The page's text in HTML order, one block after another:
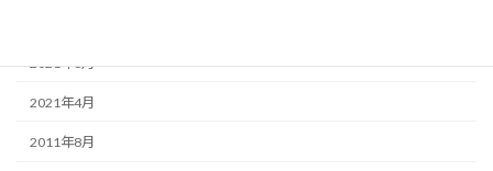
2021年6月
2021年4月
2011年8月